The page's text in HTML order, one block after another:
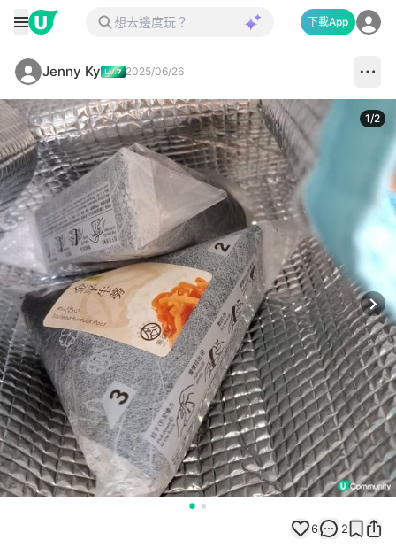
下載App
Jenny Ky 2025/06/26
1/2
6 2